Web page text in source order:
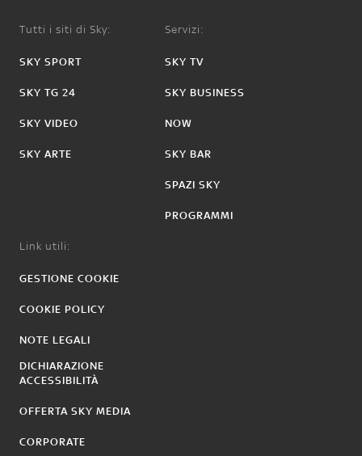
Tutti i siti di Sky:
SKY SPORT
SKY TG 24
SKY VIDEO
SKY ARTE
Servizi:
SKY TV
SKY BUSINESS
NOW
SKY BAR
SPAZI SKY
PROGRAMMI
Link utili:
GESTIONE COOKIE
COOKIE POLICY
NOTE LEGALI
DICHIARAZIONE
ACCESSIBILITÀ
OFFERTA SKY MEDIA
CORPORATE